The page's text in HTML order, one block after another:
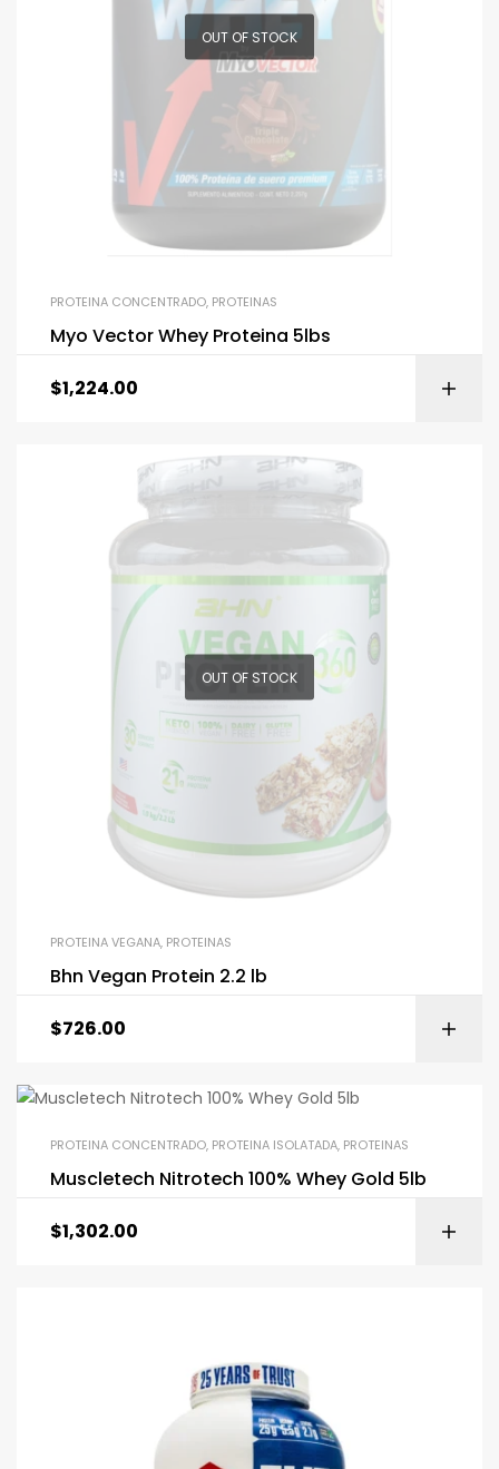
OUT OF STOCK
PROTEINA CONCENTRADO, PROTEINAS
Myo Vector Whey Proteina 5lbs
$1,224.00
OUT OF STOCK
PROTEINA VEGANA, PROTEINAS
Bhn Vegan Protein 2.2 lb
$726.00
PROTEINA CONCENTRADO, PROTEINA ISOLATADA, PROTEINAS
Muscletech Nitrotech 100% Whey Gold 5lb
$1,302.00